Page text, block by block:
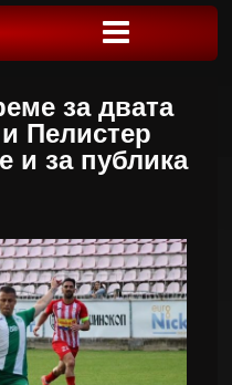
за двата
Пелистер
и за публика